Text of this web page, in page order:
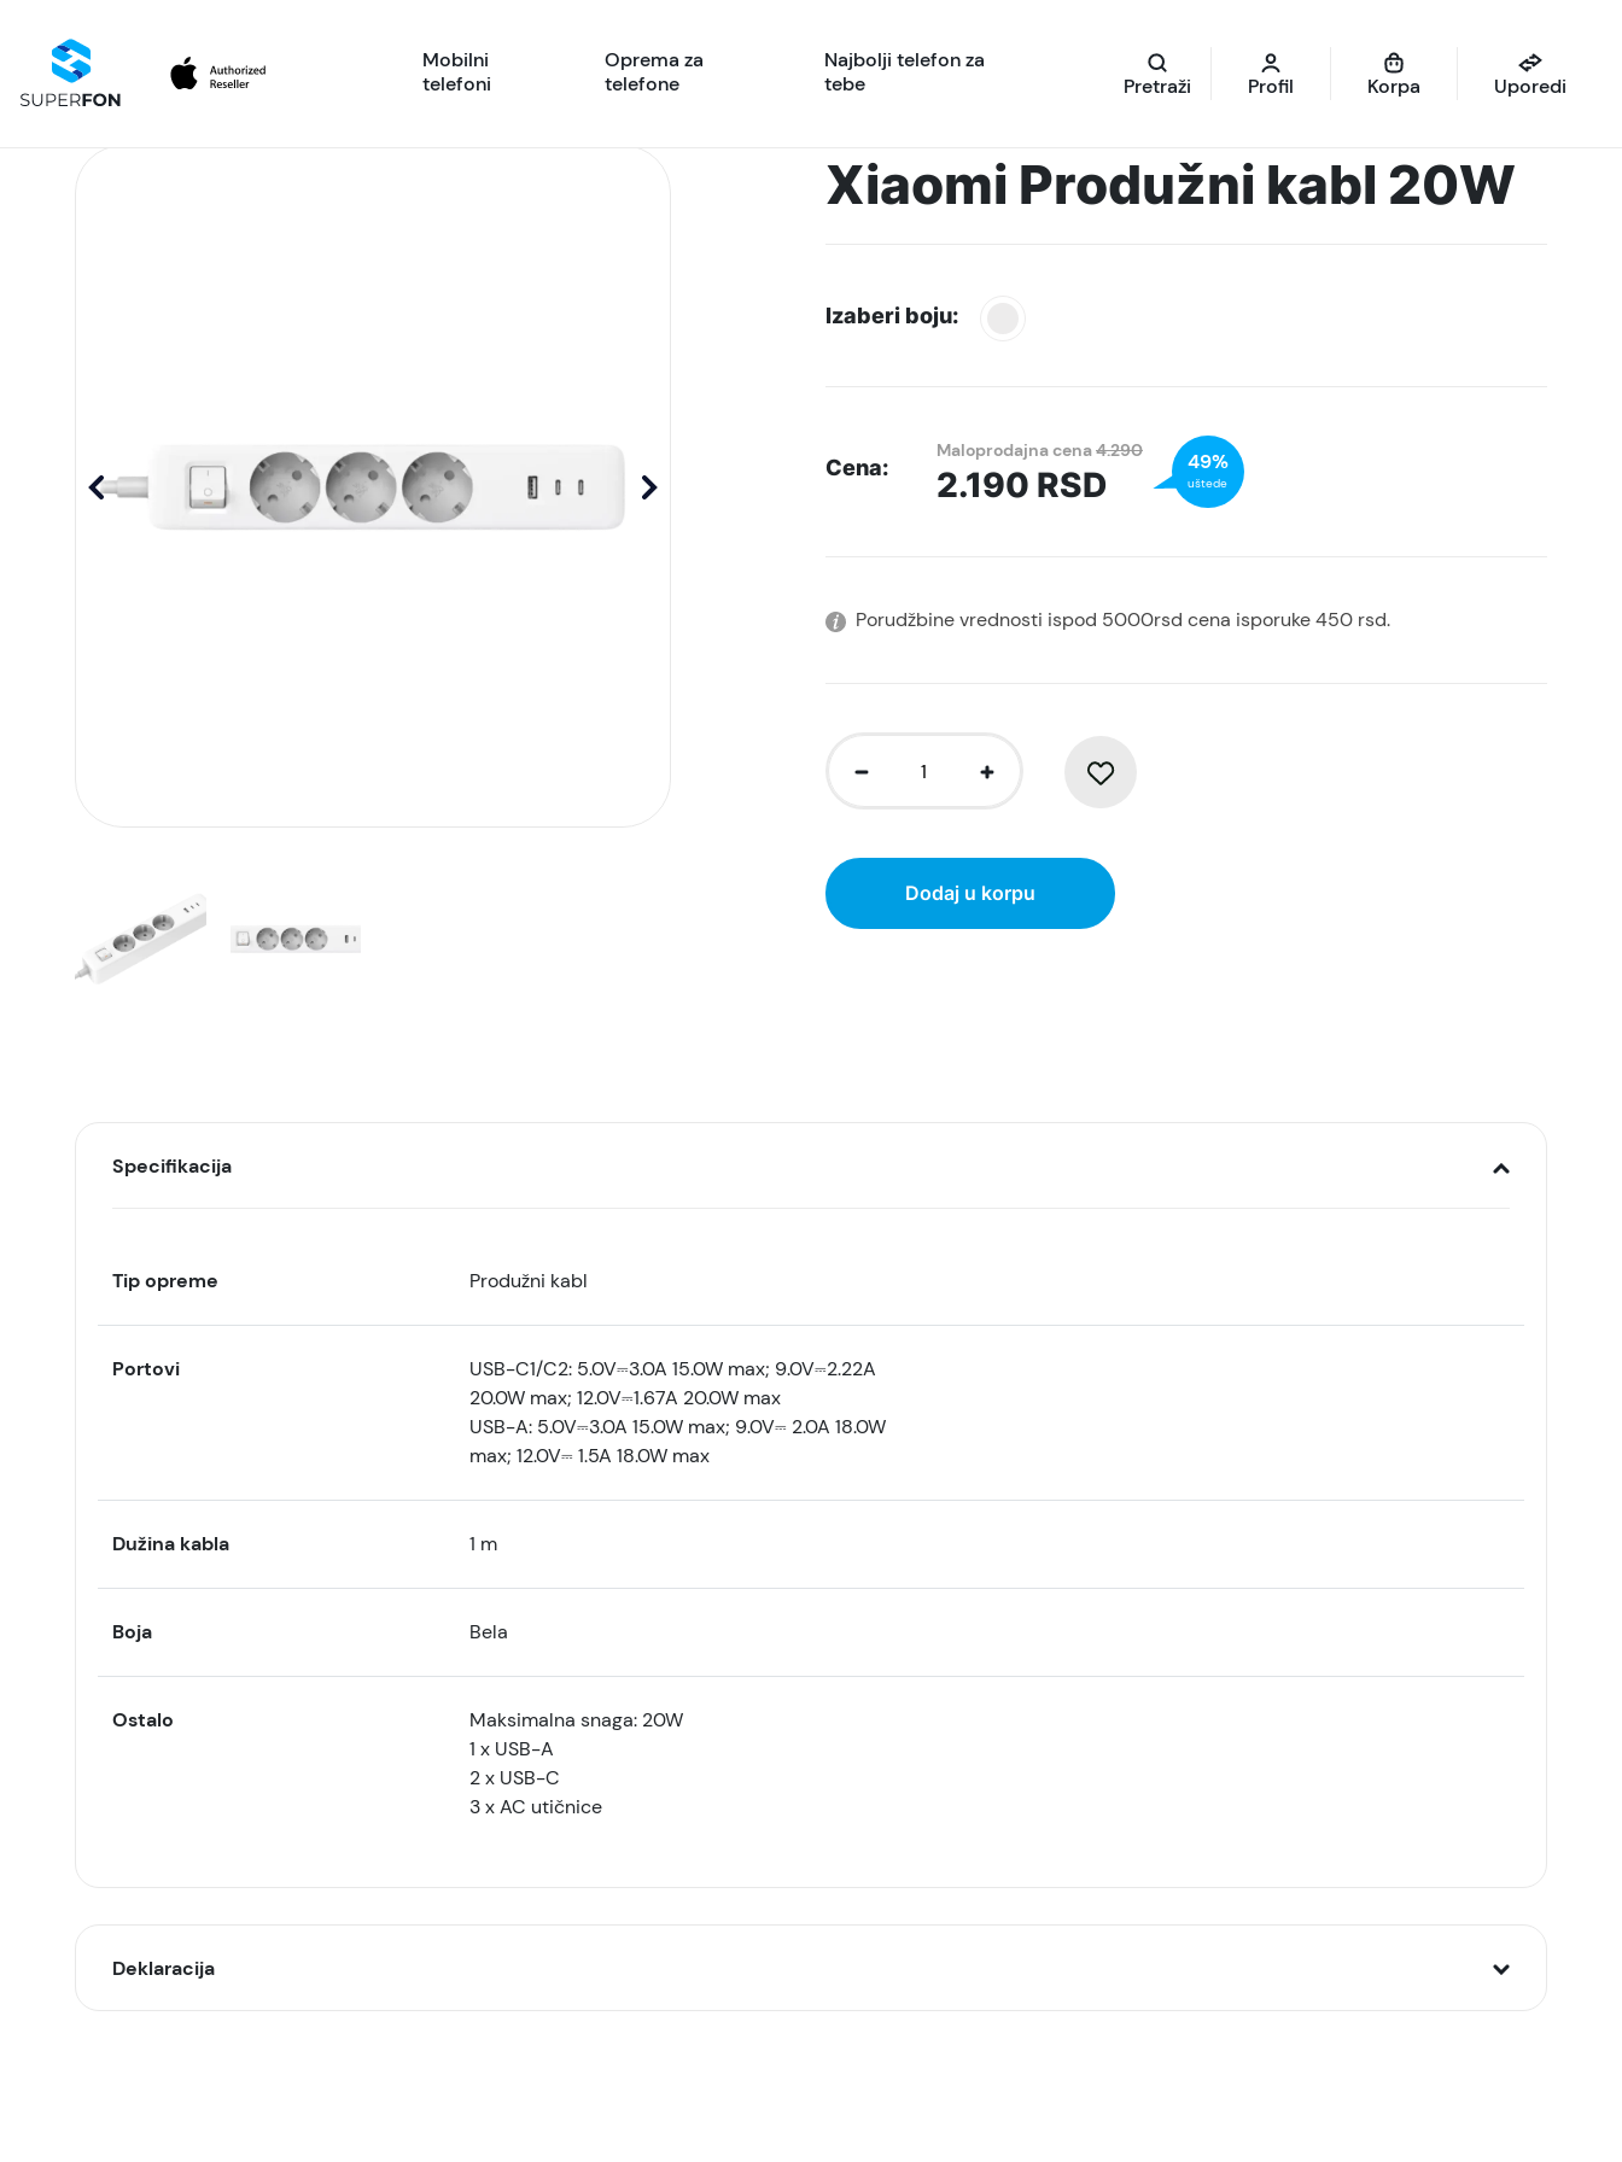
Mobilni
telefoni
Oprema za
telefone
Najbolji telefon za
tebe
Pretraži Profil Korpa Uporedi
Xiaomi Produžni kabl 20W
Izaberi boju:
Cena:
Maloprodajna cena4.290
2.190 RSD
49%
uštede
Porudžbine vrednosti ispod 5000rsd cena isporuke 450 rsd.
Dodaj u korpu
Specifikacija
Tip opreme Produžni kabl
Portovi
USB-C1/C2: 5.0V⎓3.0A 15.0W max; 9.0V⎓2.22A
20.0W max; 12.0V⎓1.67A 20.0W max
USB-A: 5.0V⎓3.0A 15.0W max; 9.0V⎓ 2.0A 18.0W
max; 12.0V⎓ 1.5A 18.0W max
Dužina kabla 1 m
Boja Bela
Ostalo
Maksimalna snaga: 20W
1 x USB-A
2 x USB-C
3 x AC utičnice
Deklaracija